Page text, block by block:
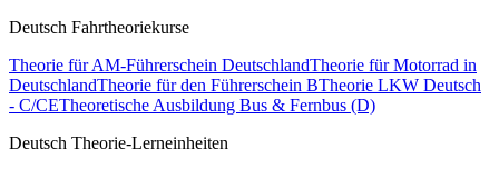
Deutsch Fahrtheoriekurse
Theorie für AM-Führerschein DeutschlandTheorie für Motorrad in
DeutschlandTheorie für den Führerschein BTheorie LKW Deutsch
- C/CETheoretische Ausbildung Bus & Fernbus (D)
Deutsch Theorie-Lerneinheiten